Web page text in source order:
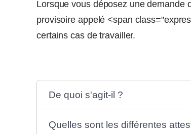
Lorsque vous déposez une demande
provisoire appelé <span
certains cas de travailler.
De quoi s'agit-il ?
Quelles sont les différentes